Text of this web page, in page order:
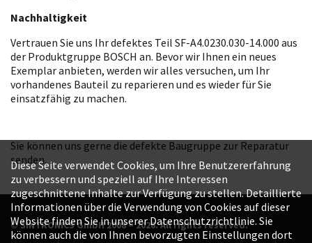
Nachhaltigkeit
Vertrauen Sie uns Ihr defektes Teil SF-A4.0230.030-14.000 aus
der Produktgruppe BOSCH an. Bevor wir Ihnen ein neues
Exemplar anbieten, werden wir alles versuchen, um Ihr
vorhandenes Bauteil zu reparieren und es wieder für Sie
einsatzfähig zu machen.
Sie können uns gerne die defekte Baugruppe zur Reparatur
senden.
© SINTRONICS GmbH 2008 – 2026. All rights reserved.
Diese Seite verwendet Cookies, um Ihre Benutzererfahrung
zu verbessern und speziell auf Ihre Interessen
zugeschnittene Inhalte zur Verfügung zu stellen. Detaillierte
Informationen über die Verwendung von Cookies auf dieser
Website finden Sie in unserer Datenschutzrichtlinie. Sie
können auch die von Ihnen bevorzugten Einstellungen dort